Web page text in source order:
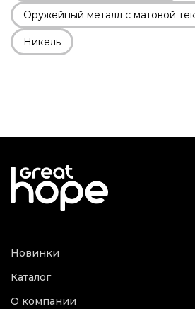
Оружейный металл с матовой
Никель
Новинки
Каталог
О компании